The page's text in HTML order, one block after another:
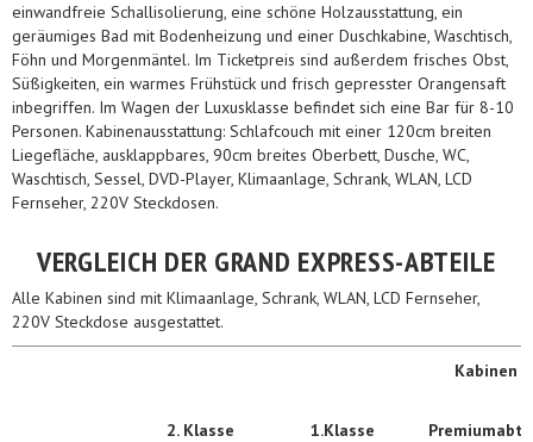
einwandfreie Schallisolierung, eine schöne Holzausstattung, ein
geräumiges Bad mit Bodenheizung und einer Duschkabine, Waschtisch,
Föhn und Morgenmäntel. Im Ticketpreis sind außerdem frisches Obst,
Süßigkeiten, ein warmes Frühstück und frisch gepresster Orangensaft
inbegriffen. Im Wagen der Luxusklasse befindet sich eine Bar für 8-10
Personen. Kabinenausstattung: Schlafcouch mit einer 120cm breiten
Liegefläche, ausklappbares, 90cm breites Oberbett, Dusche, WC,
Waschtisch, Sessel, DVD-Player, Klimaanlage, Schrank, WLAN, LCD
Fernseher, 220V Steckdosen.
VERGLEICH DER GRAND EXPRESS-ABTEILE
Alle Kabinen sind mit Klimaanlage, Schrank, WLAN, LCD Fernseher,
220V Steckdose ausgestattet.
Kabinen
2. Klasse 1.Klasse